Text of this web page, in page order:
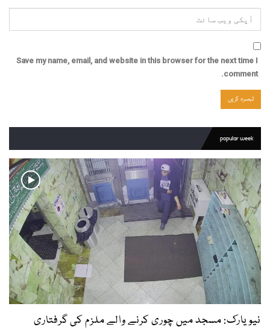
Save my name, email, and website in this browser for the next time I
comment.
popular week
نیویارک: مسجد میں چوری کرنے والے ملزم کی گرفتاری